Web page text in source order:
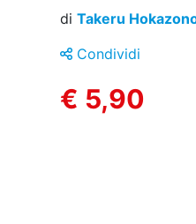
di Takeru
Condividi
€ 5,90